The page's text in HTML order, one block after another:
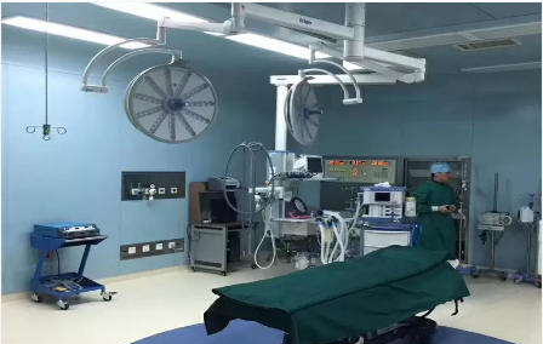
器的过滤，成为完全符合要求的洁净空气，并通过静压箱和
阻尼散射纱网使气流均匀而柔和地向手术台吹送， 中心进行
气流补偿控制装置可调整送风天花中心的气流发展速度，减
少手术灯及手术技术人员以及身体健康产生的热气流对垂直
气流的干扰。